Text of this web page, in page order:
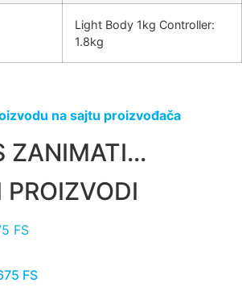
Light Body 1kg Controller:
1.8kg
na sajtu proizvođača
ZANIMATI...
PROIZVODI
FS